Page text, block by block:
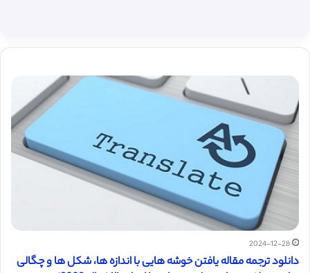
2024-12-28
دانلود ترجمه مقاله یافتن خوشه هایی با اندازه ها، شکل ها و چگالی